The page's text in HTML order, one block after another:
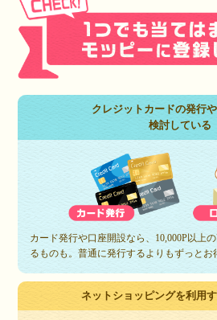
クレジットカードの発行
検討している
カード発行や口座開設なら、10,000P以上
るものも。普通に発行するよりもずっとお
ネットショッピングを利用